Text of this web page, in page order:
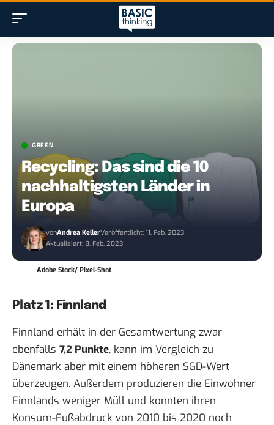
GREEN
Recycling: Das sind die 10
nachhaltigsten Länder in
Europa
vonAndrea KellerVeröffentlicht: 11. Feb. 2023
Aktualisiert: 8. Feb. 2023
Adobe Stock/ Pixel-Shot
Platz 1: Finnland
Finnland erhält in der Gesamtwertung zwar
ebenfalls 7,2 Punkte, kann im Vergleich zu
Dänemark aber mit einem höheren SGD-Wert
überzeugen. Außerdem produzieren die Einwohner
Finnlands weniger Müll und konnten ihren
Konsum-Fußabdruck von 2010 bis 2020 noch